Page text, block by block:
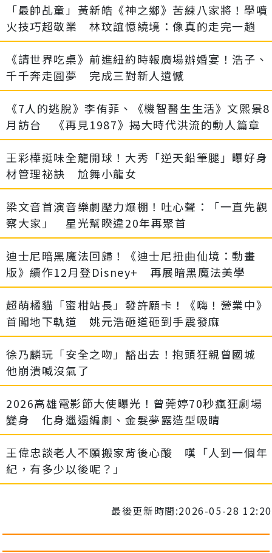
「最帥乩童」黃新皓《神之鄉》苦練八家將！學噴
火技巧超敬業 林玟誼憶繞境：像真的走完一趟
《請世界吃桌》前進紐約時報廣場辦婚宴！浩子、
千千奔走圓夢 完成三對新人遺憾
《7人的逃脫》李侑菲、《機智醫生生活》文熙景8
月訪台 《再見1987》揭大時代洪流的動人篇章
王彩樺挺味全龍開球！大秀「逆天鉛筆腿」曝好身
材管理祕訣 尬舞小龍女
梁文音首演音樂劇壓力爆棚！吐心聲：「一直先觀
察大家」 星光幫睽違20年再聚首
迪士尼暗黑魔法回歸！《迪士尼扭曲仙境：動畫
版》續作12月登Disney+ 再展暗黑魔法美學
超萌橘貓「蜜柑站長」發許願卡！《嗨！營業中》
首闖地下軌道 姚元浩砸道砸到手震發麻
徐乃麟玩「安全之吻」豁出去！抱頭狂親曾國城
他崩潰喊沒氣了
2026高雄電影節大使曝光！曾莞婷70秒瘋狂劇場
變身 化身邋遢編劇、金髮夢露造型吸睛
王偉忠談老人不願搬家背後心酸 嘆「人到一個年
紀，有多少以後呢？」
最後更新時間:2026-05-28 12:20